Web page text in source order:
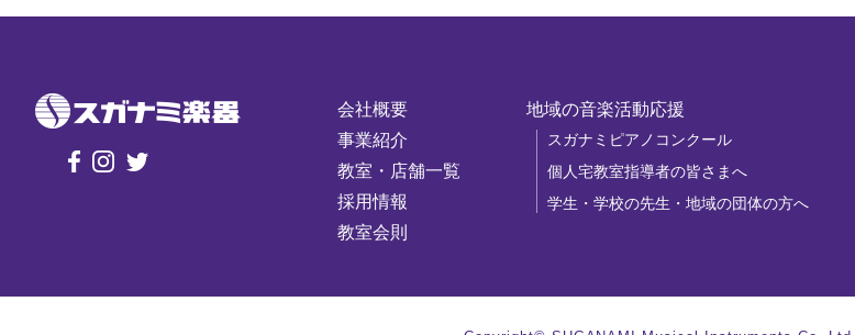
会社概要
事業紹介
教室・店舗一覧
採用情報
教室会則
地域の音楽活動応援
スガナミピアノコンクール
個人宅教室指導者の皆さまへ
学生・学校の先生・地域の団体の方へ